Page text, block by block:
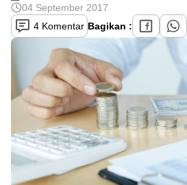
04 September 2017
4 Komentar Bagikan :